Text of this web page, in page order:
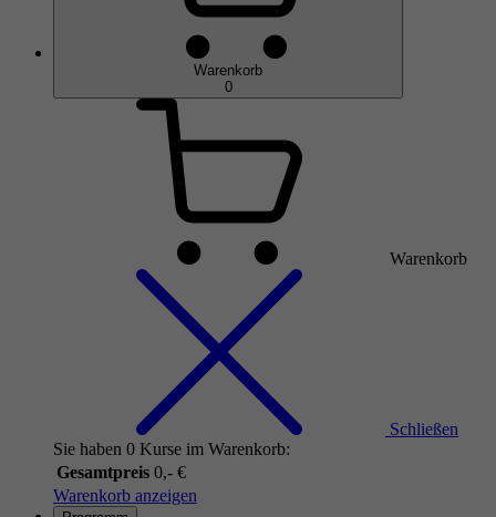
Warenkorb
0
Warenkorb
Schließen
Sie haben 0 Kurse im Warenkorb:
Gesamtpreis 0,- €
Warenkorb anzeigen